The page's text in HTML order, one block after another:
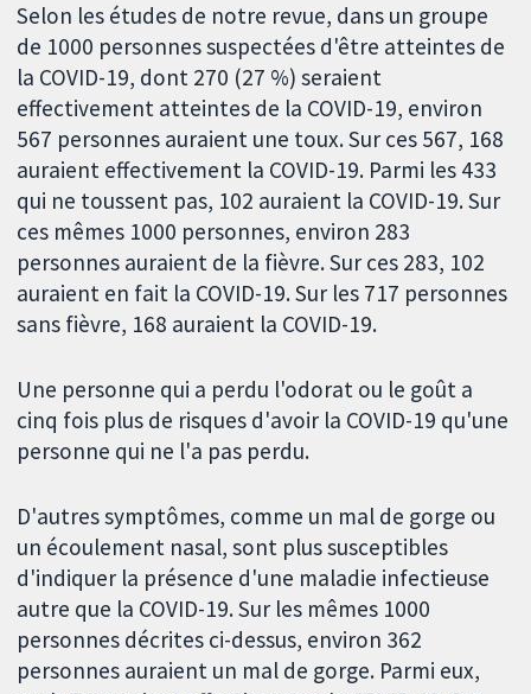
Selon les études de notre revue, dans un groupe
de 1000 personnes suspectées d'être atteintes de
la COVID-19, dont 270 (27 %) seraient
effectivement atteintes de la COVID-19, environ
567 personnes auraient une toux. Sur ces 567, 168
auraient effectivement la COVID-19. Parmi les 433
qui ne toussent pas, 102 auraient la COVID-19. Sur
ces mêmes 1000 personnes, environ 283
personnes auraient de la fièvre. Sur ces 283, 102
auraient en fait la COVID-19. Sur les 717 personnes
sans fièvre, 168 auraient la COVID-19.
Une personne qui a perdu l'odorat ou le goût a
cinq fois plus de risques d'avoir la COVID-19 qu'une
personne qui ne l'a pas perdu.
D'autres symptômes, comme un mal de gorge ou
un écoulement nasal, sont plus susceptibles
d'indiquer la présence d'une maladie infectieuse
autre que la COVID-19. Sur les mêmes 1000
personnes décrites ci-dessus, environ 362
personnes auraient un mal de gorge. Parmi eux,